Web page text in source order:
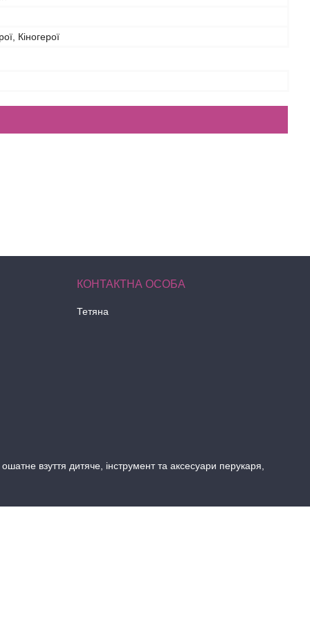
Кіногерої
Тетяна
взуття дитяче, інструмент та аксесуари перукаря,